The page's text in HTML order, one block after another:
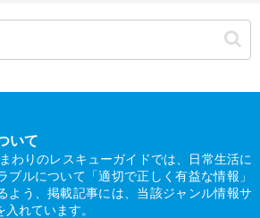
いて
わりのレスキューガイドでは、日常生活に
ブルについて「適切で正しく有益な情報」
よう、掲載記事には、当該ジャンル情報サ
れています。